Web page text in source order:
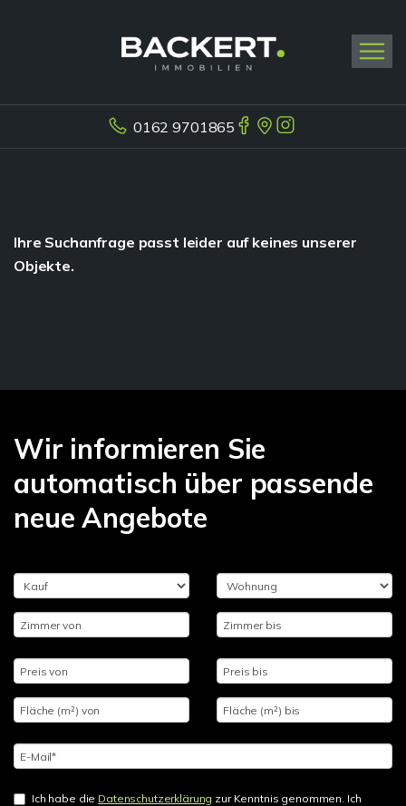
0162 9701865
Ihre Suchanfrage passt leider auf keines unserer
Objekte.
Wir informieren Sie
automatisch über passende
neue Angebote
Ich habe die Datenschutzerklärung zur Kenntnis genommen. Ich